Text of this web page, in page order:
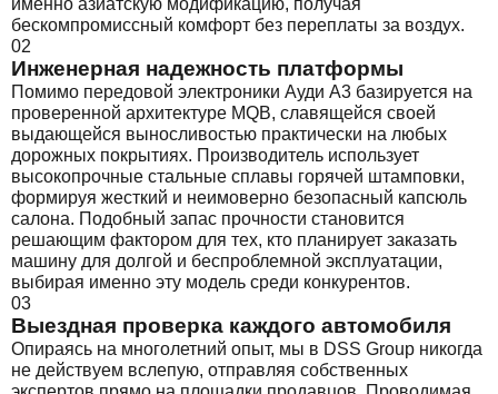
именно азиатскую модификацию, получая
бескомпромиссный комфорт без переплаты за воздух.
02
Инженерная надежность платформы
Помимо передовой электроники Ауди А3 базируется на
проверенной архитектуре MQB, славящейся своей
выдающейся выносливостью практически на любых
дорожных покрытиях. Производитель использует
высокопрочные стальные сплавы горячей штамповки,
формируя жесткий и неимоверно безопасный капсюль
салона. Подобный запас прочности становится
решающим фактором для тех, кто планирует заказать
машину для долгой и беспроблемной эксплуатации,
выбирая именно эту модель среди конкурентов.
03
Выездная проверка каждого автомобиля
Опираясь на многолетний опыт, мы в DSS Group никогда
не действуем вслепую, отправляя собственных